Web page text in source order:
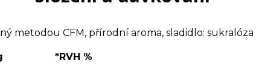
metodou CFM, přírodní aroma, sladidlo:
*RVH %